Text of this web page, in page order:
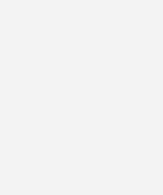
neu in Betrieb. Das ist das zentrale
die der Branchenverband
Vorfeld der Smarter E Europe, die am 7.
hat. Damit ist der Zubau im Vergleich
„Das solare Zeitalter ist tatsächlich
Hemetsberger, Geschäftsführerin von
Zubauraten. „Zwar ist die Verbreitung
Regionen der Welt
Thema ist das flexible,
unterstützt von wichtigen Technologien
auf der ganzen Welt
Flexibilisierungspläne mit der solaren
diese entsprechend maximieren.“